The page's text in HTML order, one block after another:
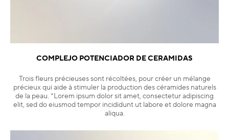
COMPLEJO POTENCIADOR DE CERAMIDAS
Trois fleurs précieuses sont récoltées, pour créer un mélange
précieux qui aide à stimuler la production des céramides naturels
de la peau. *Lorem ipsum dolor sit amet, consectetur adipiscing
elit, sed do eiusmod tempor incididunt ut labore et dolore magna
aliqua.